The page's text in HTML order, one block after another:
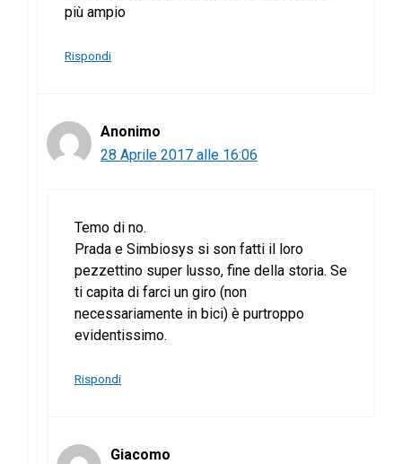
più ampio
Rispondi
Anonimo
28 Aprile 2017 alle 16:06
Temo di no.
Prada e Simbiosys si son fatti il loro
pezzettino super lusso, fine della storia. Se
ti capita di farci un giro (non
necessariamente in bici) è purtroppo
evidentissimo.
Rispondi
Giacomo